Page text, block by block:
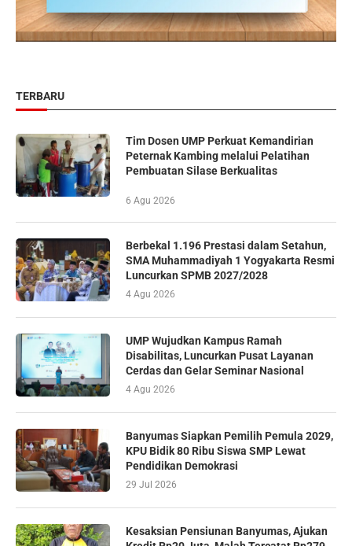
TERBARU
Tim Dosen UMP Perkuat Kemandirian
Peternak Kambing melalui Pelatihan
Pembuatan Silase Berkualitas
6 Agu 2026
Berbekal 1.196 Prestasi dalam Setahun,
SMA Muhammadiyah 1 Yogyakarta Resmi
Luncurkan SPMB 2027/2028
4 Agu 2026
UMP Wujudkan Kampus Ramah
Disabilitas, Luncurkan Pusat Layanan
Cerdas dan Gelar Seminar Nasional
4 Agu 2026
Banyumas Siapkan Pemilih Pemula 2029,
KPU Bidik 80 Ribu Siswa SMP Lewat
Pendidikan Demokrasi
29 Jul 2026
Kesaksian Pensiunan Banyumas, Ajukan